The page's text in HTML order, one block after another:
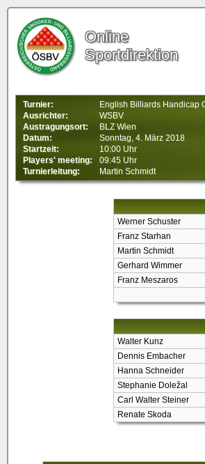
Online
Sportdirektion
Turnier:
English Billiards Handicap
Ausrichter:
WSBV
Austragungsort:
BLZ Wien
Datum:
Sonntag, 4. März 2018
Startzeit:
10:00 Uhr
Players' meeting:
09:45 Uhr
Turnierleitung:
Martin Schmidt
Werner Schuster
Franz Starhan
Martin Schmidt
Gerhard Wimmer
Franz Meszaros
Walter Kunz
Dennis Embacher
Hanna Schneider
Stephanie Doležal
Carl Walter Steiner
Renate Skoda